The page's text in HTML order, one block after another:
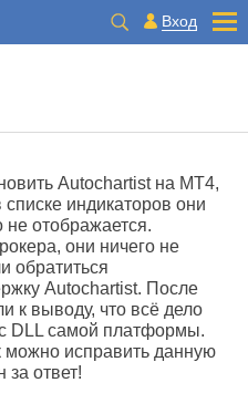
Вход
Autochartist на MT4,
списке индикаторов они
не отображается.
они ничего не
обратиться
Autochartist. После
к выводу, что всё дело
DLL самой платформы.
можно исправить данную
ответ!